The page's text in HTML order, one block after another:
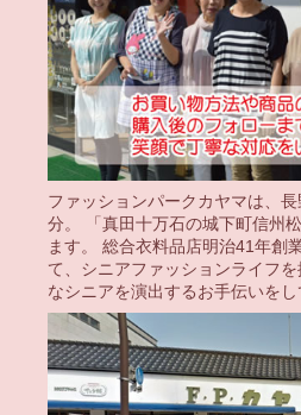
ファッションパークカヤマは、
分。 「真田十万石の城下町信州
ます。 総合衣料品店明治41年創
て、シニアファッションライフ
なシニアを演出するお手伝いをし